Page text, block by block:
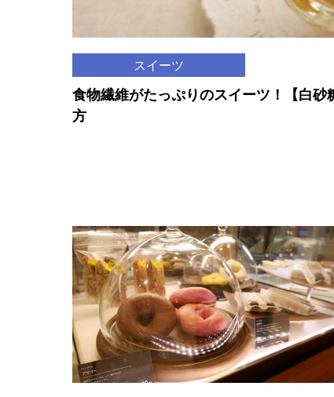
スイーツ
食物繊維がたっぷりのスイーツ！【白
方